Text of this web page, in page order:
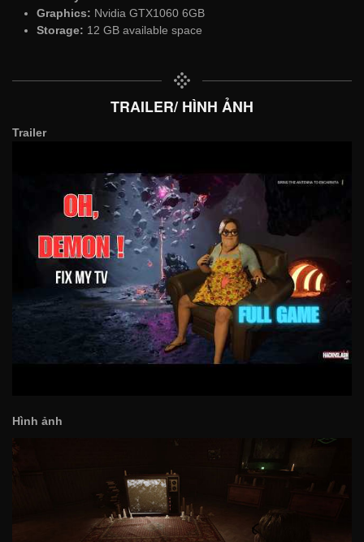
Graphics: Nvidia GTX1060 6GB
Storage: 12 GB available space
TRAILER/ HÌNH ẢNH
Trailer
Hình ảnh